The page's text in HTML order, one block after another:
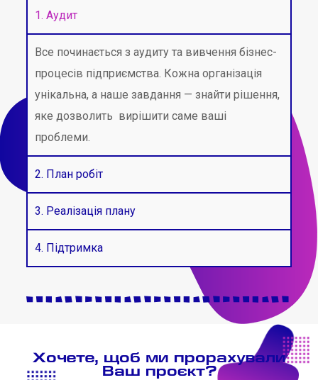
1. Аудит
Все починається з аудиту та вивчення бізнес-
процесів підприємства. Кожна організація
унікальна, а наше завдання — знайти рішення,
яке дозволить вирішити саме ваші
проблеми.
2. План робіт
3. Реалізація плану
4. Підтримка
Хочете, щоб ми прорахували
Ваш проєкт?